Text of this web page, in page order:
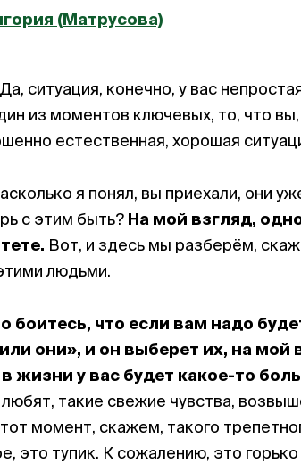
(Матрусова)
ситуация, конечно, у вас
из моментов ключевых, то, что
естественная, хорошая
я понял, вы приехали, они
с этим быть? На мой взгляд,
Вот, и здесь мы разберём,
людьми.
боитесь, что если вам надо
они», и он выберет их, на мой
жизни у вас будет какое-то
такие свежие чувства,
момент, скажем, такого
это тупик. К сожалению, это горько